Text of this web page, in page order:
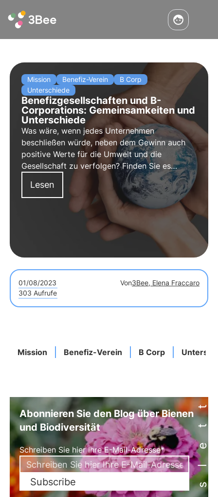
Mission Benefiz-Verein
B Corp
Unterschiede
Benefizgesellschaften und B-
Corporations: Gemeinsamkeiten und
Unterschiede
Was wäre, wenn jedes Unternehmen
beschließen würde, neben dem Gewinn auch
positive Werte für die Umwelt und die
Gesellschaft zu verfolgen? Finden Sie es
heraus in diesem Artikel über Benefit-
Gesellschaften und B-Unternehmen. Erfahren
Sie mehr mit den Pillen aus der Oase, der
digitalen Akademie von 3Bee für
Nachhaltigkeitsexperten.
Lesen
01/08/2023 Von3Bee, Elena Fraccaro
303 Aufrufe
Mission Benefiz-Verein B Corp Newsletter
Abonnieren Sie den Blog über Bienen
und Biodiversität
Schreiben Sie hier Ihre E-Mail-Adresse*
Subscribe